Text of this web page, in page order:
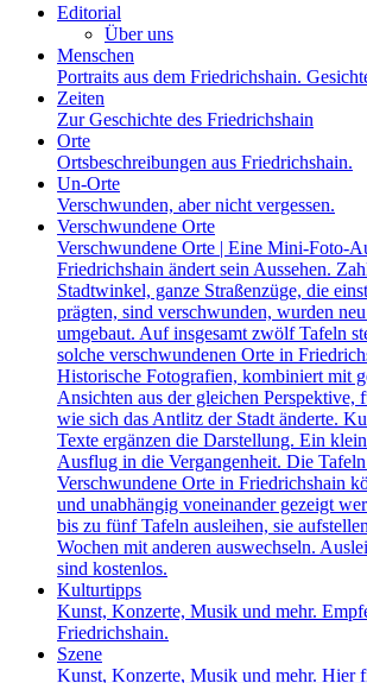
Editorial
Über uns
Menschen
Portraits aus dem Friedrichshain.
Zeiten
Zur Geschichte des Friedrichshain
Orte
Ortsbeschreibungen aus Friedrichshain.
Un-Orte
Verschwunden, aber nicht vergessen.
Verschwundene Orte
Verschwundene Orte | Eine Mini-Foto-
Friedrichshain ändert sein Aussehen.
Stadtwinkel, ganze Straßenzüge, die
prägten, sind verschwunden, wurden
umgebaut. Auf insgesamt zwölf Tafeln
solche verschwundenen Orte in
Historische Fotografien, kombiniert mit
Ansichten aus der gleichen Perspektive,
wie sich das Antlitz der Stadt änderte.
Texte ergänzen die Darstellung. Ein
Ausflug in die Vergangenheit. Die
Verschwundene Orte in Friedrichshain
und unabhängig voneinander gezeigt
bis zu fünf Tafeln ausleihen, sie
Wochen mit anderen auswechseln.
sind kostenlos.
Kulturtipps
Kunst, Konzerte, Musik und mehr.
Friedrichshain.
Szene
Kunst, Konzerte, Musik und mehr. Hier